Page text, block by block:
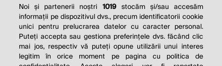
Noi și partenerii noștri 1019stocăm și/sau accesăm
informații pe dispozitivul dvs., precum identificatorii cookie
unici pentru prelucrarea datelor cu caracter personal.
Puteți accepta sau gestiona preferințele dvs. făcând clic
mai jos, respectiv vă puteți opune utilizării unui interes
legitim în orice moment pe pagina cu politica de